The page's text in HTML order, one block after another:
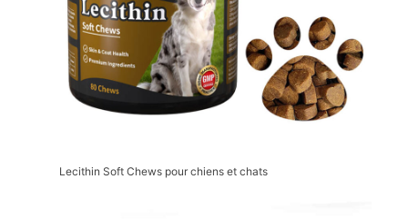
Lecithin Soft Chews pour chiens et chats